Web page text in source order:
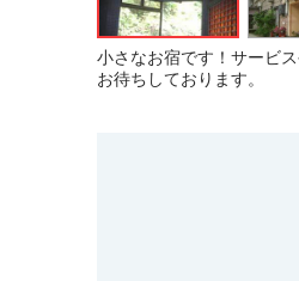
小さなお宿です！サービ
お待ちしております。